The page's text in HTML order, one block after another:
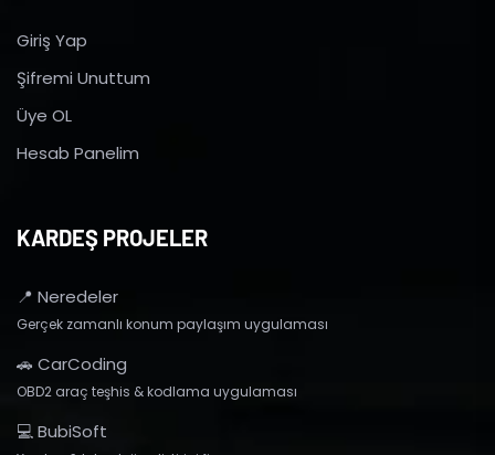
Giriş Yap
Şifremi Unuttum
Üye OL
Hesab Panelim
KARDEŞ PROJELER
📍 Neredeler
Gerçek zamanlı konum paylaşım uygulaması
🚗 CarCoding
OBD2 araç teşhis & kodlama uygulaması
💻 BubiSoft